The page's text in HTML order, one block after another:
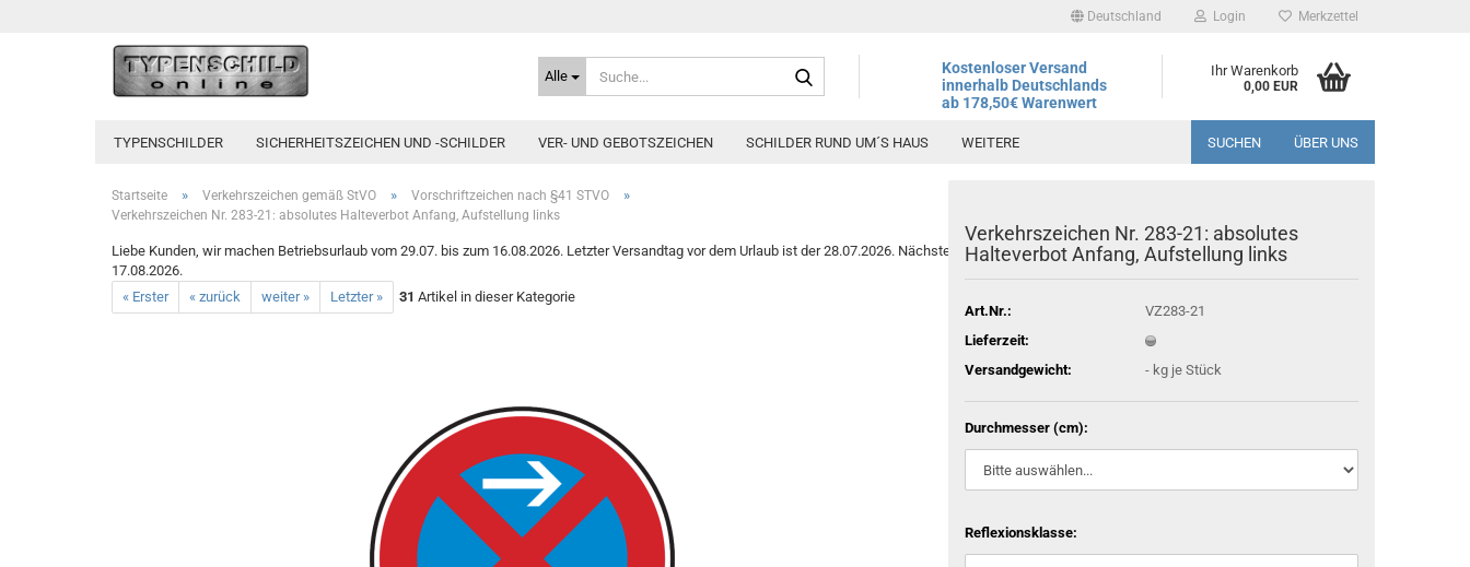
Deutschland Login Merkzettel
Alle
Kostenloser Versand
innerhalb Deutschlands
ab 178,50€ Warenwert
Ihr Warenkorb
0,00 EUR
TYPENSCHILDER SICHERHEITSZEICHEN UND -SCHILDER VER- UND GEBOTSZEICHEN SCHILDER RUND UM´S HAUS SUCHEN ÜBER UNS
WEITERE
Startseite » Verkehrszeichen gemäß StVO » Vorschriftzeichen nach §41 STVO »
Verkehrszeichen Nr. 283-21: absolutes Halteverbot Anfang, Aufstellung links
Liebe Kunden, wir machen Betriebsurlaub vom 29.07. bis zum 16.08.2026. Letzter Versandtag vor dem Urlaub ist der 28.07.2026. Nächster Versandtag ist der 06.08.2026, regulärer Betrieb wieder ab dem
17.08.2026.
« Erster
« zurück weiter » Letzter » 31 Artikel in dieser Kategorie
Verkehrszeichen Nr. 283-21: absolutes
Halteverbot Anfang, Aufstellung links
Art.Nr.:
VZ283-21
Lieferzeit:
Versandgewicht:
- kg je Stück
Durchmesser (cm):
Reflexionsklasse: